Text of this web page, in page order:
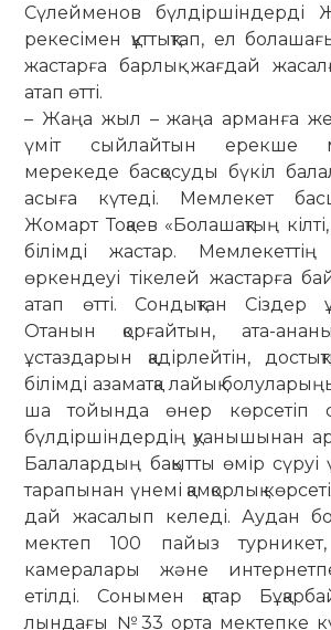
Сүлейменов
рекесімен құттықтап, ел
жастарға барлық жағдай
атап өтті.
– Жаңа жыл – жаңа арманға
үміт сыйлайтын ерек­ше
мерекеде бас­қо­су­ды бү­кіл
асыға күтеді. Мемлекет
Жомарт Тоқаев «Болашақтың
білімді жастар.
өркендеуі тіке­лей жастарға
атап өтті. Сондықтан Сіздер
Отанын қорғайтын, ата-
ұстаздарын қа­дірлейтін,
білімді азаматқа лайық
ша тойында өнер көрсетіп
бүлдіршіндердің қуанышынан
Балалардың бақытты өмір
тарапынан үне­мі қамқорлық
дай жасалып келеді. Аудан
мектеп 100 пайыз турни­­кет,
камералары және
етілді. Соны­мен қатар
лындағы №33 орта мектепке